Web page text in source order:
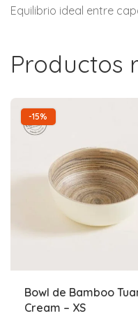
Equilibrio ideal entre
Productos
-15%
Bowl de Bamboo
Cream – XS